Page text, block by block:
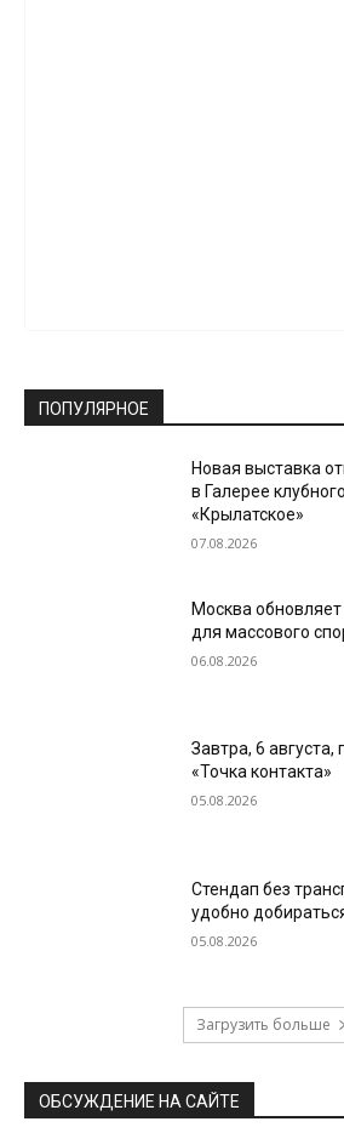
ПОПУЛЯРНОЕ
Новая выставка
в Галерее
«Крылатское»
07.08.2026
Москва
для массового
06.08.2026
Завтра, 6 августа,
«Точка контакта»
05.08.2026
Стендап без
удобно
05.08.2026
Загрузить больше
ОБСУЖДЕНИЕ НА САЙТЕ